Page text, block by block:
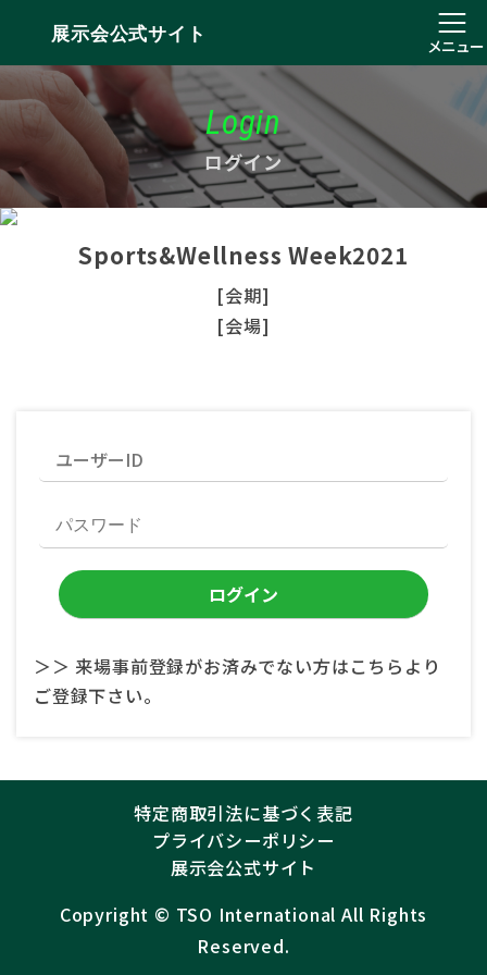
展示会公式サイト
メニュー
Login
ログイン
Sports&Wellness Week2021
[会期]
[会場]
＞＞ 来場事前登録がお済みでない方はこちらより
ご登録下さい。
特定商取引法に基づく表記
プライバシーポリシー
展示会公式サイト
Copyright ©︎ TSO International All Rights
Reserved.